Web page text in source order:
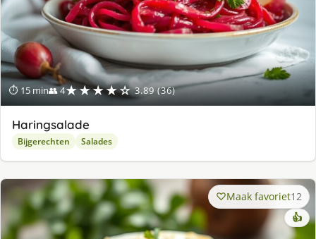
⏱ 15 min👥 4★★★★☆ 3.89 (36)
Haringsalade
Bijgerechten Salades
Maak favoriet12
👍